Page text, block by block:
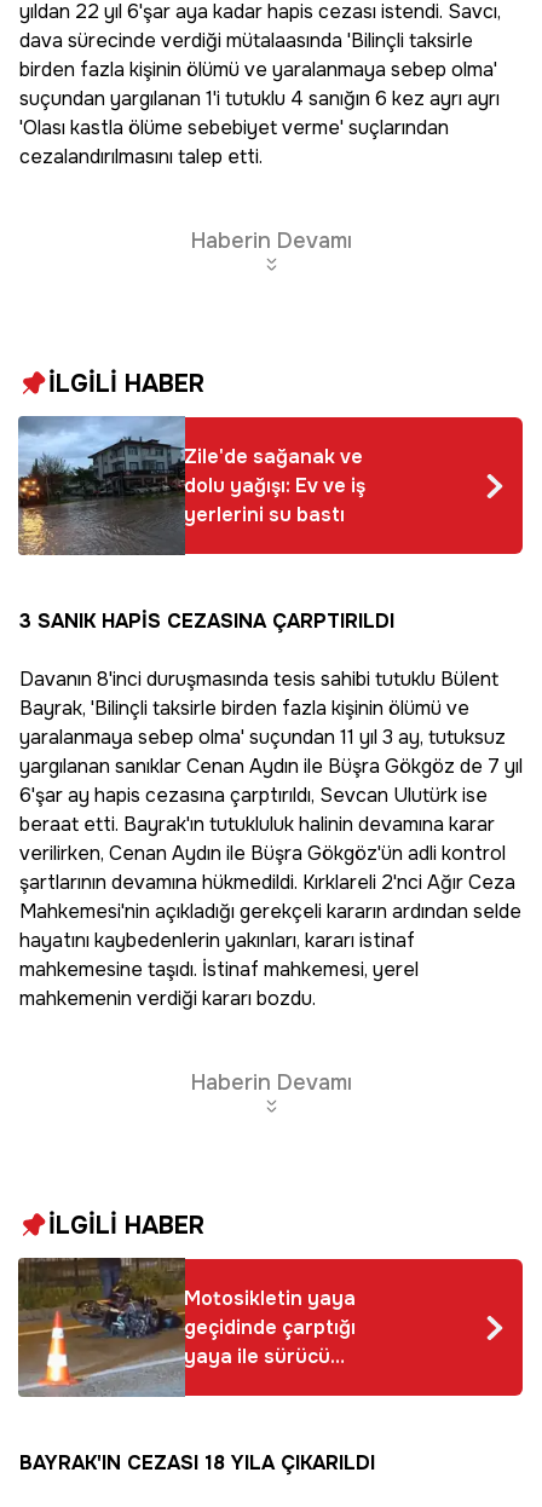
yıldan 22 yıl 6'şar aya kadar hapis cezası istendi. Savcı,
dava sürecinde verdiği mütalaasında 'Bilinçli taksirle
birden fazla kişinin ölümü ve yaralanmaya sebep olma'
suçundan yargılanan 1'i tutuklu 4 sanığın 6 kez ayrı ayrı
'Olası kastla ölüme sebebiyet verme' suçlarından
cezalandırılmasını talep etti.
Haberin Devamı
İLGİLİ HABER
Zile'de sağanak ve
dolu yağışı: Ev ve iş
yerlerini su bastı
3 SANIK HAPİS CEZASINA ÇARPTIRILDI
Davanın 8'inci duruşmasında tesis sahibi tutuklu Bülent
Bayrak, 'Bilinçli taksirle birden fazla kişinin ölümü ve
yaralanmaya sebep olma' suçundan 11 yıl 3 ay, tutuksuz
yargılanan sanıklar Cenan Aydın ile Büşra Gökgöz de 7 yıl
6'şar ay hapis cezasına çarptırıldı, Sevcan Ulutürk ise
beraat etti. Bayrak'ın tutukluluk halinin devamına karar
verilirken, Cenan Aydın ile Büşra Gökgöz'ün adli kontrol
şartlarının devamına hükmedildi. Kırklareli 2'nci Ağır Ceza
Mahkemesi'nin açıkladığı gerekçeli kararın ardından selde
hayatını kaybedenlerin yakınları, kararı istinaf
mahkemesine taşıdı. İstinaf mahkemesi, yerel
mahkemenin verdiği kararı bozdu.
Haberin Devamı
İLGİLİ HABER
Motosikletin yaya
geçidinde çarptığı
yaya ile sürücü
hayatını kaybetti
BAYRAK'IN CEZASI 18 YILA ÇIKARILDI